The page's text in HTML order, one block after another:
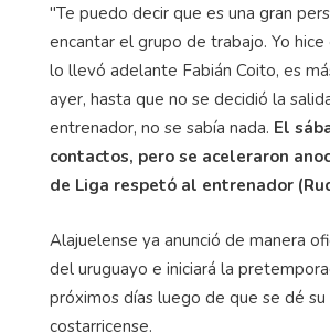
"Te puedo decir que es una gran
encantar el grupo de trabajo. Yo
lo llevó adelante Fabián Coito, es
ayer, hasta que no se decidió la
entrenador, no se sabía nada. El
contactos, pero se aceleraron
de Liga respetó al entrenador
Alajuelense ya anunció de manera
del uruguayo e iniciará la
próximos días luego de que se dé su
costarricense.